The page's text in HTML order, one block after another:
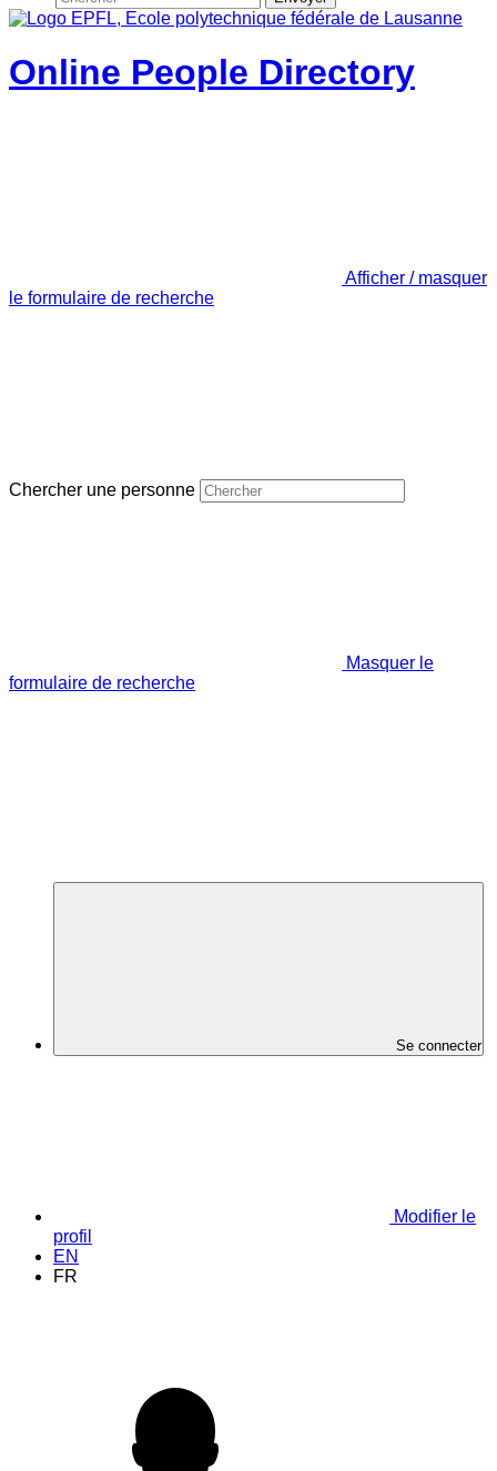
Online People Directory
Afficher / masquer
le formulaire de recherche
Chercher une personne
Masquer le
formulaire de recherche
Se connecter
Modifier le
profil
EN
FR